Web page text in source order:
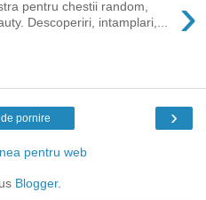
›
pentru chestii random,
Descoperiri, intamplari,...
›
pornire
pentru web
Blogger.